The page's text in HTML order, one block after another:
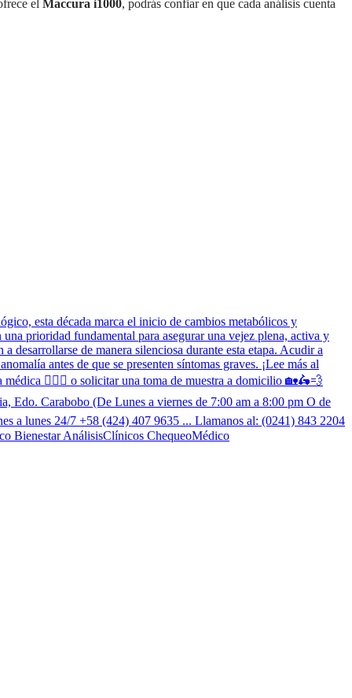
el Maccura i1000, podrás confiar en que cada análisis cuenta